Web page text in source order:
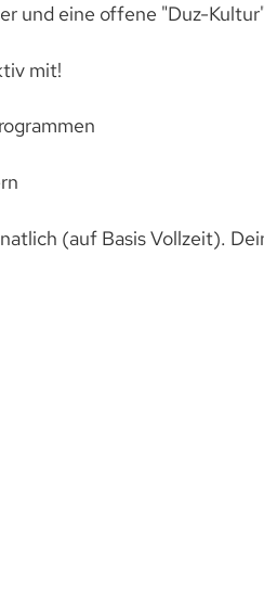
und eine offene "Duz-Kultur"
mit!
(auf Basis Vollzeit).